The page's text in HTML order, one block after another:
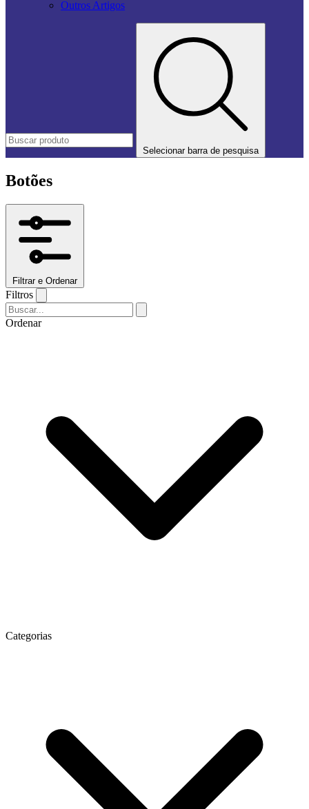
Outros Artigos
Selecionar barra de pesquisa
Botões
Filtrar e Ordenar
Filtros
Ordenar
Categorias